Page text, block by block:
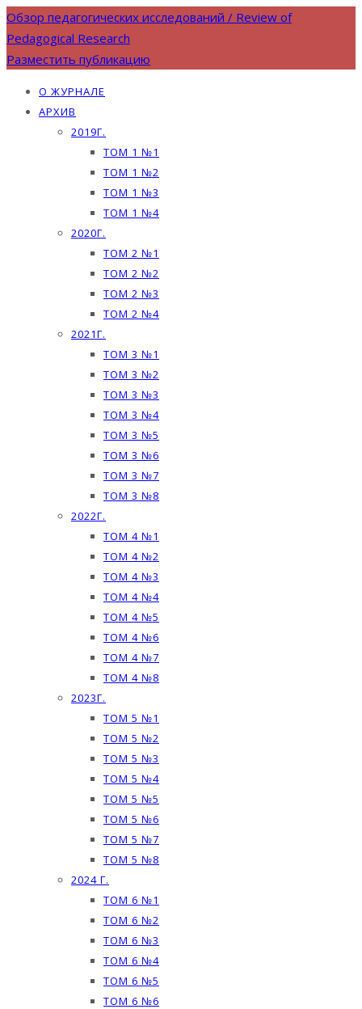
Обзор педагогических исследований / Review of
Pedagogical Research
Разместить публикацию
О ЖУРНАЛЕ
АРХИВ
2019Г.
ТОМ 1 №1
ТОМ 1 №2
ТОМ 1 №3
ТОМ 1 №4
2020Г.
ТОМ 2 №1
ТОМ 2 №2
ТОМ 2 №3
ТОМ 2 №4
2021Г.
ТОМ 3 №1
ТОМ 3 №2
ТОМ 3 №3
ТОМ 3 №4
ТОМ 3 №5
ТОМ 3 №6
ТОМ 3 №7
ТОМ 3 №8
2022Г.
ТОМ 4 №1
ТОМ 4 №2
ТОМ 4 №3
ТОМ 4 №4
ТОМ 4 №5
ТОМ 4 №6
ТОМ 4 №7
ТОМ 4 №8
2023Г.
ТОМ 5 №1
ТОМ 5 №2
ТОМ 5 №3
ТОМ 5 №4
ТОМ 5 №5
ТОМ 5 №6
ТОМ 5 №7
ТОМ 5 №8
2024 Г.
ТОМ 6 №1
ТОМ 6 №2
ТОМ 6 №3
ТОМ 6 №4
ТОМ 6 №5
ТОМ 6 №6